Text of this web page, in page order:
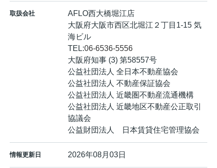
取扱会社
AFLO西大橋堀江店
大阪府大阪市西区北堀江２丁目1-15 気
海ビル
TEL:06-6536-5556
大阪府知事 (3) 第58557号
公益社団法人 全日本不動産協会
公益社団法人 不動産保証協会
公益社団法人 近畿圏不動産流通機構
公益社団法人 近畿地区不動産公正取引
協議会
公益財団法人 日本賃貸住宅管理協会
情報更新日 2026年08月03日